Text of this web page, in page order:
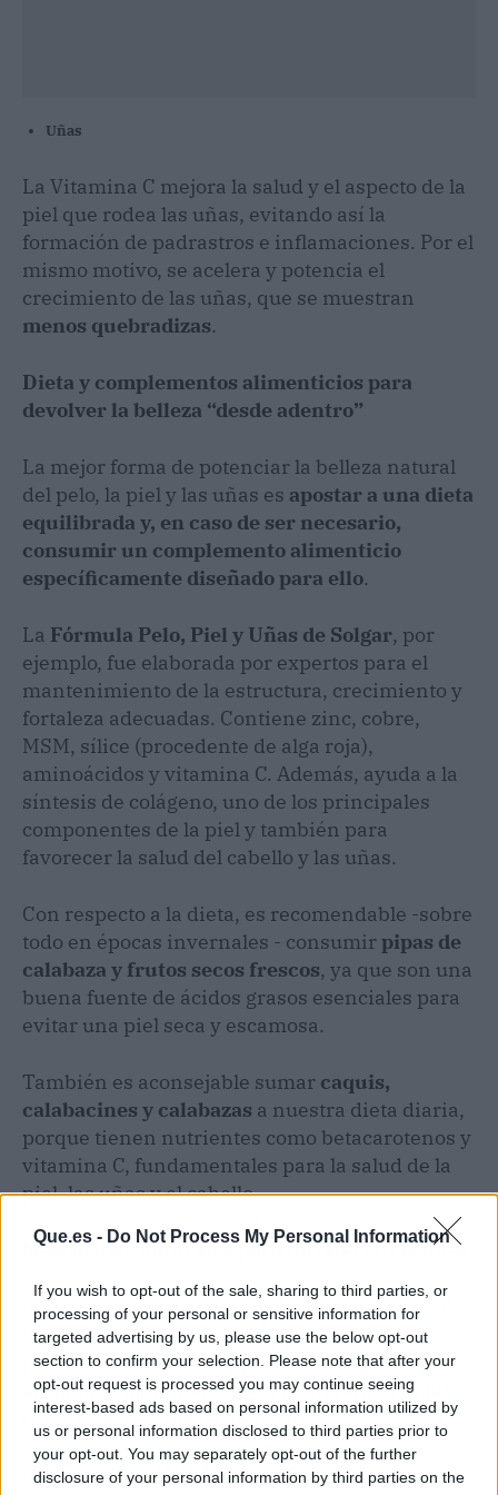
Que.es - Do Not Process My Personal Information
If you wish to opt-out of the sale, sharing to third parties, or
processing of your personal or sensitive information for
targeted advertising by us, please use the below opt-out
section to confirm your selection. Please note that after your
opt-out request is processed you may continue seeing
interest-based ads based on personal information utilized by
us or personal information disclosed to third parties prior to
your opt-out. You may separately opt-out of the further
disclosure of your personal information by third parties on the
Uñas
La Vitamina C mejora la salud y el aspecto de la
piel que rodea las uñas, evitando así la
formación de padrastros e inflamaciones. Por el
mismo motivo, se acelera y potencia el
crecimiento de las uñas, que se muestran
menos quebradizas.
Dieta y complementos alimenticios para
devolver la belleza “desde adentro”
La mejor forma de potenciar la belleza natural
del pelo, la piel y las uñas es apostar a una dieta
equilibrada y, en caso de ser necesario,
consumir un complemento alimenticio
específicamente diseñado para ello.
La Fórmula Pelo, Piel y Uñas de Solgar, por
ejemplo, fue elaborada por expertos para el
mantenimiento de la estructura, crecimiento y
fortaleza adecuadas. Contiene zinc, cobre,
MSM, sílice (procedente de alga roja),
aminoácidos y vitamina C. Además, ayuda a la
síntesis de colágeno, uno de los principales
componentes de la piel y también para
favorecer la salud del cabello y las uñas.
Con respecto a la dieta, es recomendable -sobre
todo en épocas invernales - consumirpipas de
calabaza y frutos secos frescos, ya que son una
buena fuente de ácidos grasos esenciales para
evitar una piel seca y escamosa.
También es aconsejable sumar caquis,
calabacines y calabazas a nuestra dieta diaria,
porque tienen nutrientes como betacarotenos y
vitamina C, fundamentales para la salud de la
piel, las uñas y el cabello.
Mascarillas naturales para fortalecer las uñas
Además de una dieta equilibrada y el aporte de
los complementos alimenticios, también es
posiblepotenciar el aporte natural de los
alimentos aplicándolos en forma superficial
como es el caso de las mascarillas.
Aplicarmascarillas naturales con aceites